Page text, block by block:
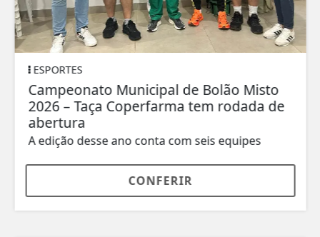
ESPORTES
Campeonato Municipal de Bolão Misto
2026 – Taça Coperfarma tem rodada de
abertura
A edição desse ano conta com seis equipes
CONFERIR